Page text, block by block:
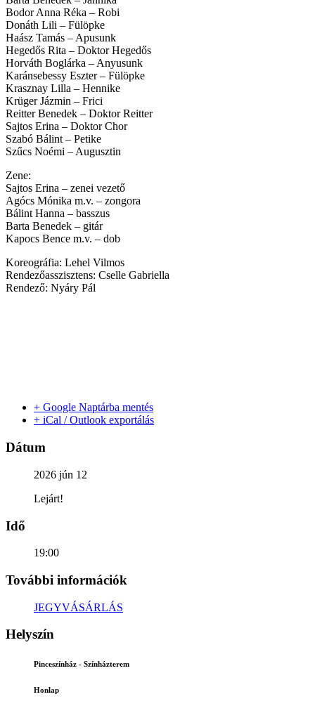
Bodor Anna Réka – Robi
Donáth Lili – Fülöpke
Haász Tamás – Apusunk
Hegedős Rita – Doktor Hegedős
Horváth Boglárka – Anyusunk
Karánsebessy Eszter – Fülöpke
Krasznay Lilla – Hennike
Krüger Jázmin – Frici
Reitter Benedek – Doktor Reitter
Sajtos Erina – Doktor Chor
Szabó Bálint – Petike
Szűcs Noémi – Augusztin
Zene:
Sajtos Erina – zenei vezető
Agócs Mónika m.v. – zongora
Bálint Hanna – basszus
Barta Benedek – gitár
Kapocs Bence m.v. – dob
Koreográfia: Lehel Vilmos
Rendezőasszisztens: Cselle Gabriella
Rendező: Nyáry Pál
+ Google Naptárba mentés
+ iCal / Outlook exportálás
Dátum
2026 jún 12
Lejárt!
Idő
19:00
További információk
JEGYVÁSÁRLÁS
Helyszín
Pinceszínház - Színházterem
Honlap